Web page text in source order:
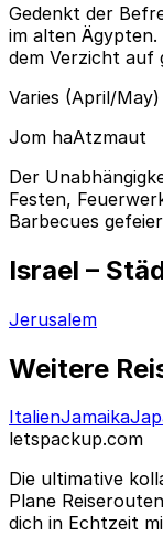
Gedenkt der
im alten
dem Verzicht auf
Varies (April/May)
Jom haAtzmaut
Der
Festen,
Barbecues
Israel –
Jerusalem
Weitere
ItalienJamaika
letspackup.com
Die ultimative
Plane
dich in Echtzeit